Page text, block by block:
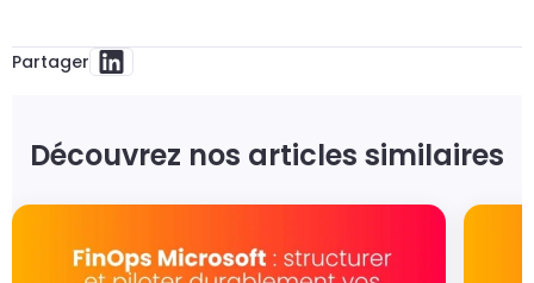
Partager
Découvrez nos articles similaires